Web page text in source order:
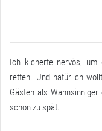
Ich kicherte nervös, um
retten. Und natürlich
Gästen als
schon zu spät.